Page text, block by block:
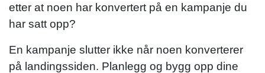
etter at noen har konvertert på en kampanje du
har satt opp?
En kampanje slutter ikke når noen konverterer
på landingssiden. Planlegg og bygg opp dine